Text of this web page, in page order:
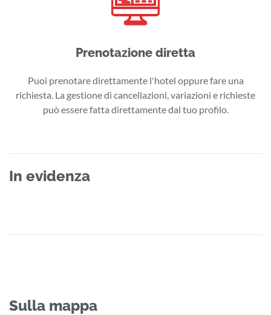
Prenotazione diretta
Puoi prenotare direttamente l'hotel oppure fare una
richiesta. La gestione di cancellazioni, variazioni e richieste
può essere fatta direttamente dal tuo profilo.
In evidenza
Sulla mappa